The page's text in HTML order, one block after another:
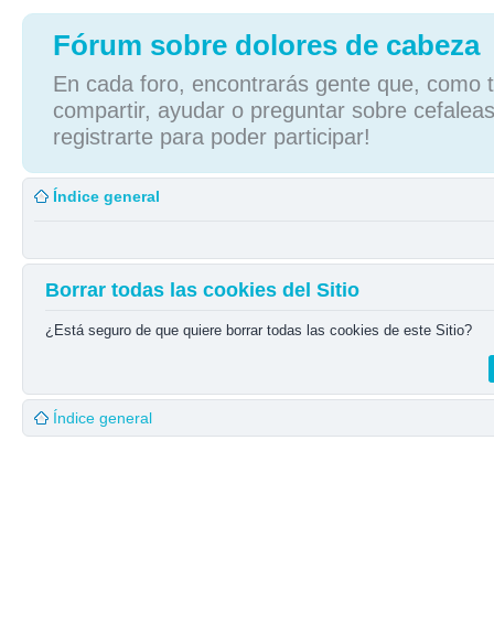
Fórum sobre dolores de cabeza
En cada foro, encontrarás gente que, como
compartir, ayudar o preguntar sobre
registrarte para poder participar!
Índice general
Borrar todas las cookies del Sitio
¿Está seguro de que quiere borrar todas las cookies de este Sitio?
Índice general